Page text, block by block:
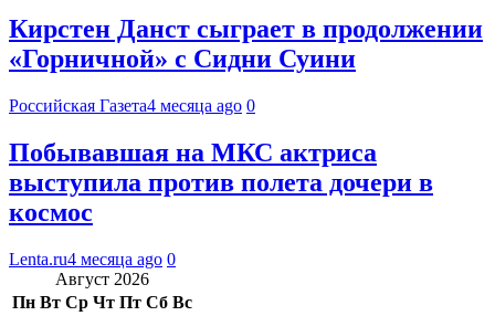
Кирстен Данст сыграет в продолжении
«Горничной» с Сидни Суини
Российская Газета4 месяца ago 0
Побывавшая на МКС актриса
выступила против полета дочери в
космос
Lenta.ru4 месяца ago 0
Август 2026
Пн Вт Ср Чт Пт Сб Вс